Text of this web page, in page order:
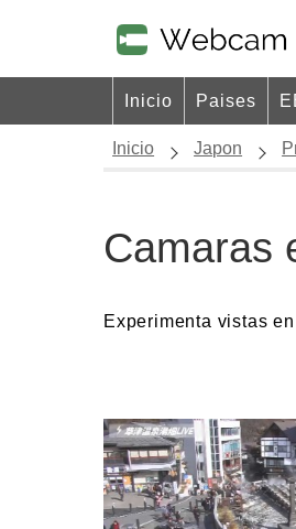
Inicio Paises
Inicio Japon
Camaras
Experimenta vistas